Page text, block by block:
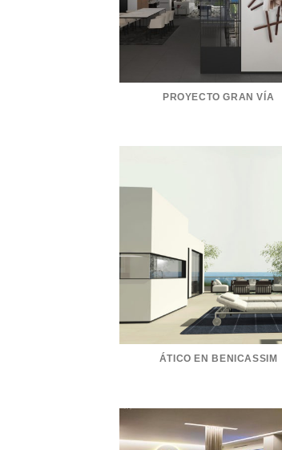
PROYECTO GRAN VÍA
ÁTICO EN BENICASSIM